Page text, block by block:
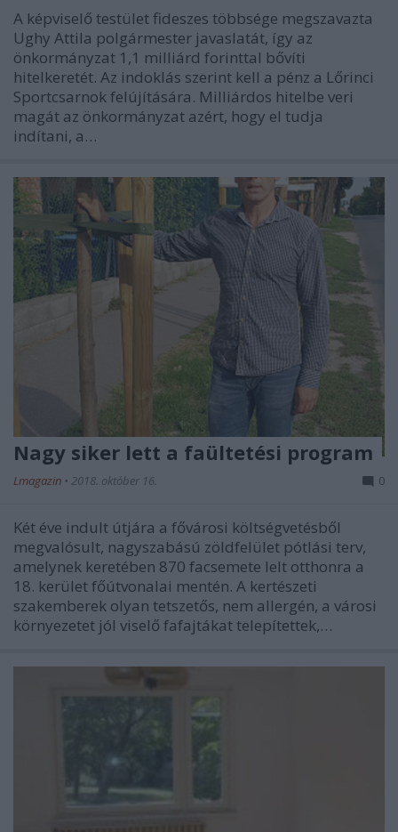
A képviselő testület fideszes többsége megszavazta
Ughy Attila polgármester javaslatát, így az
önkormányzat 1,1 milliárd forinttal bővíti
hitelkeretét. Az indoklás szerint kell a pénz a Lőrinci
Sportcsarnok felújítására. Milliárdos hitelbe veri
magát az önkormányzat azért, hogy el tudja
indítani, a…
Nagy siker lett a faültetési program
Lmagazin • 2018. október 16. 0
Két éve indult útjára a fővárosi költségvetésből
megvalósult, nagyszabású zöldfelület pótlási terv,
amelynek keretében 870 facsemete lelt otthonra a
18. kerület főútvonalai mentén. A kertészeti
szakemberek olyan tetszetős, nem allergén, a városi
környezetet jól viselő fafajtákat telepítettek,…